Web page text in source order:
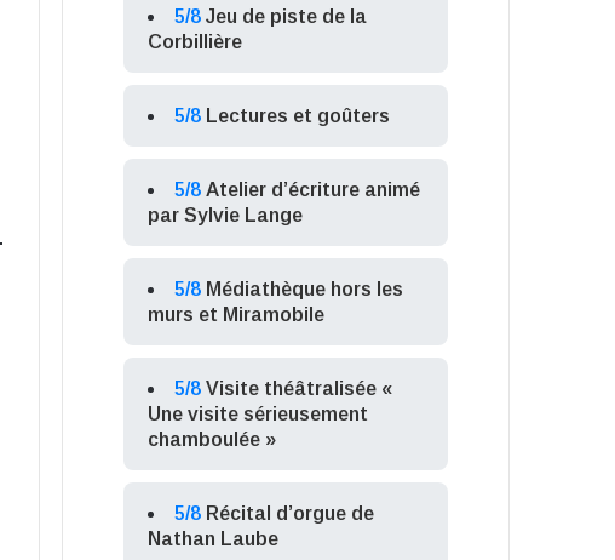
5/8 Jeu de piste de la
Corbillière
5/8 Lectures et goûters
5/8 Atelier d’écriture animé
par Sylvie Lange
5/8 Médiathèque hors les
murs et Miramobile
5/8 Visite théâtralisée «
Une visite sérieusement
chamboulée »
5/8 Récital d’orgue de
Nathan Laube